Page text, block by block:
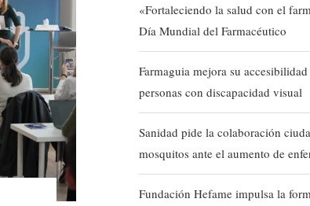
«Fortaleciendo la salud con el
Día Mundial del Farmacéutico
Farmaguia mejora su accesibilidad
personas con discapacidad visual
Sanidad pide la colaboración
mosquitos ante el aumento de
Fundación Hefame impulsa la